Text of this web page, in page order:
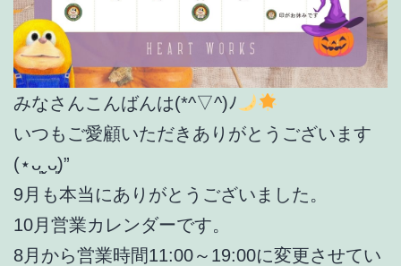
みなさんこんばんは(*^▽^)ﾉ
いつもご愛顧いただきありがとうございます
(⋆ᴗ͈ˬᴗ͈)”
9月も本当にありがとうございました。
10月営業カレンダーです。
8月から営業時間11:00～19:00に変更させてい